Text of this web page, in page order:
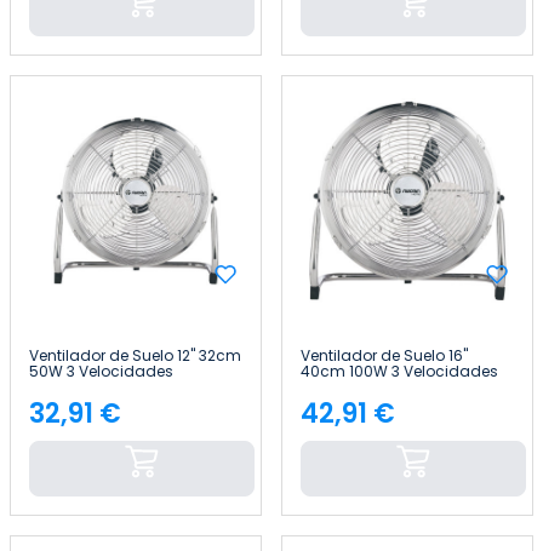
Ventilador de Suelo 12" 32cm
50W 3 Velocidades
Raydan Home
Precio
32,91 €
Ventilador de Suelo 16"
40cm 100W 3 Velocidades
Raydan Home
Precio
42,91 €